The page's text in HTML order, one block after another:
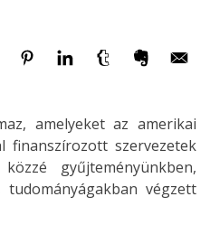
amelyeket az amerikai
finanszírozott szervezetek
gyűjteményünkben,
végzett